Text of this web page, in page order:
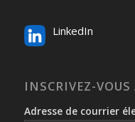
LinkedIn
INSCRIVEZ-
Adresse de courrier